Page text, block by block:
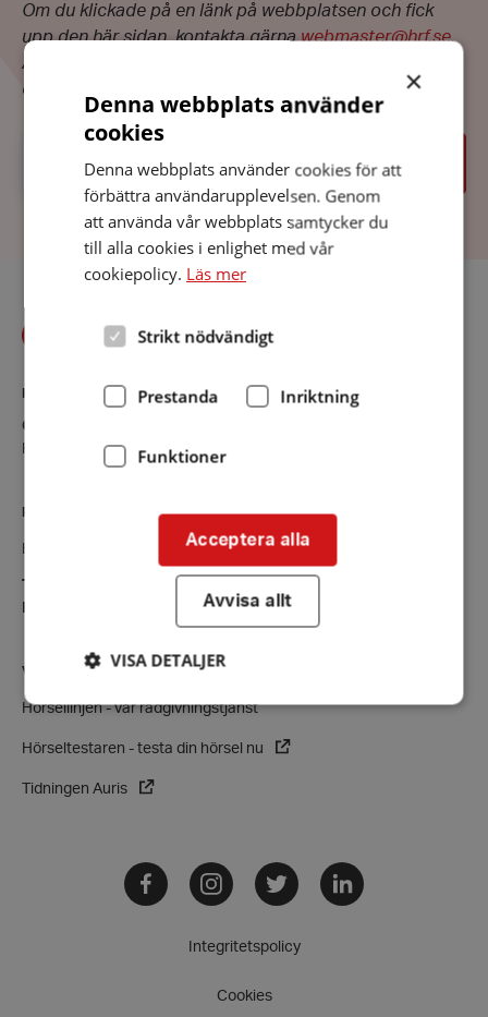
Om du klickade på en länk på webbplatsen och fick
upp den här sidan, kontakta gärnawebmaster@hrf.se.
Ange vilken sida du var på, vilken länk du klickade på
och att du fick felkoden 404.
Sök
Göteborg
Kontaktsida
Hörselskadades Riksförbund (HRF)
Tel:
VÅRA VERKSAMHETER
Hörsellinjen - vår rådgivningstjänst
Hörseltestaren - testa din hörsel nu
Tidningen Auris
FacebookInstagramTwitter LinkedIn
Integritetspolicy
Cookies
×
Denna webbplats använder
cookies
Denna webbplats använder cookies för att
förbättra användarupplevelsen. Genom
att använda vår webbplats samtycker du
till alla cookies i enlighet med vår
cookiepolicy. Läs mer
Strikt nödvändigt
Prestanda Inriktning
Funktioner
Acceptera alla
Avvisa allt
VISA DETALJER
Strikt nödvändigt Prestanda
och kontohantering. Webbplatsen kan inte
användas ordentligt utan strikt nödvändiga cookies.